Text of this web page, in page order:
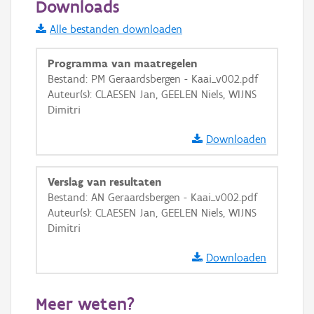
Informatie Vlaanderen
i
+ −
Basis Lagen
OSM-Basiskaart
GRB-Basiskaart
GRB-Basiskaart in grijswaarden
Downloads
Alle bestanden downloaden
Programma van maatregelen
Bestand: PM Geraardsbergen - Kaai_v002.pdf
Auteur(s): CLAESEN Jan, GEELEN Niels, WIJNS
Dimitri
Downloaden
Verslag van resultaten
Bestand: AN Geraardsbergen - Kaai_v002.pdf
Auteur(s): CLAESEN Jan, GEELEN Niels, WIJNS
Dimitri
Downloaden
Meer weten?